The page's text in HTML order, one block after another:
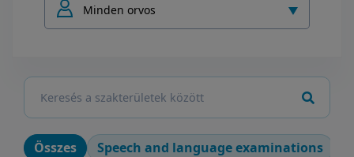
Minden orvos
Összes Speech and language examinations